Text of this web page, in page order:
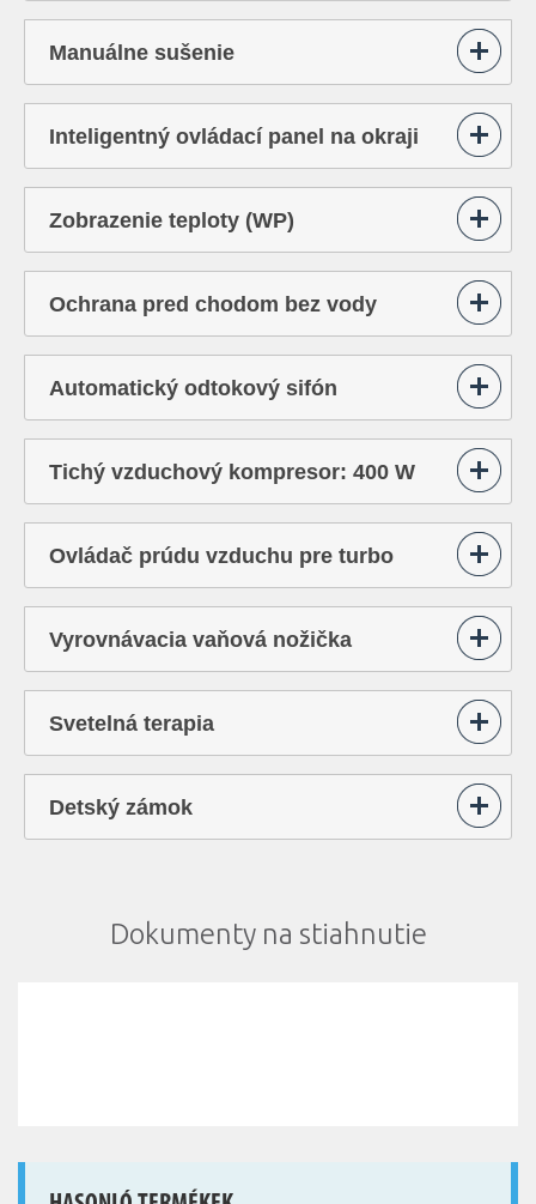
Manuálne sušenie
Inteligentný ovládací panel na okraji
Zobrazenie teploty (WP)
Ochrana pred chodom bez vody
Automatický odtokový sifón
Tichý vzduchový kompresor: 400 W
Ovládač prúdu vzduchu pre turbo
Vyrovnávacia vaňová nožička
Svetelná terapia
Detský zámok
Dokumenty na stiahnutie